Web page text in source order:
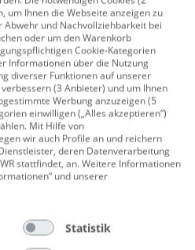
9,99 €/m² 7,59 €
angesehen
Ihnen die Webseite anzeigen zu
Abwehr und Nachvollziehbarkeit bei
oder um den Warenkorb
Cookie-Kategorien
Informationen über die Nutzung
diverser Funktionen auf unserer
(3 Anbieter) und um Ihnen
Werbung anzuzeigen (5
einwilligen („Alles akzeptieren“)
Mit Hilfe von
wir auch Profile an und reichern
deren Datenverarbeitung
stattfindet, an. Weitere Informationen
und unserer
Statistik